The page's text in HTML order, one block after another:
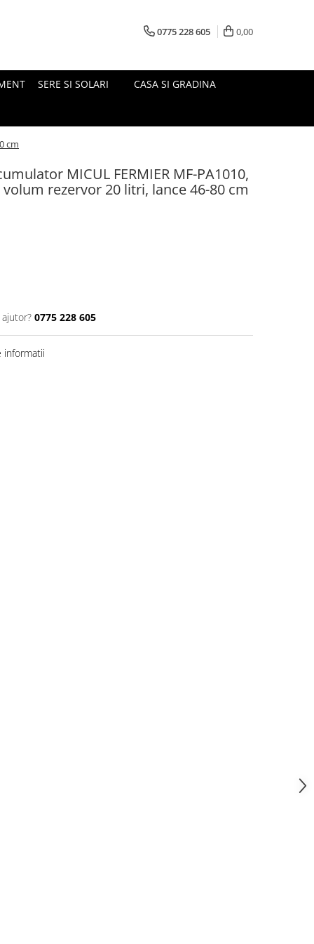
0775 228 605 0,00
SERE SI SOLARI CASA SI GRADINA
cm
MICUL FERMIER MF-PA1010,
rezervor 20 litri, lance 46-80 cm
0775 228 605
informatii